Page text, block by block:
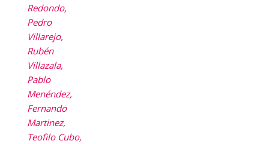
Redondo,
Pedro
Villarejo,
Rubén
Villazala,
Pablo
Menéndez,
Fernando
Martinez,
Teofilo Cubo,